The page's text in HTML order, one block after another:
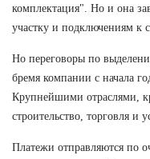
комплектация". Но и она
участку и подключениям к
Но переговоры по
бремя компании с начала
Крупнейшими отраслями,
строительство, торговля и
Платежи отправляются по